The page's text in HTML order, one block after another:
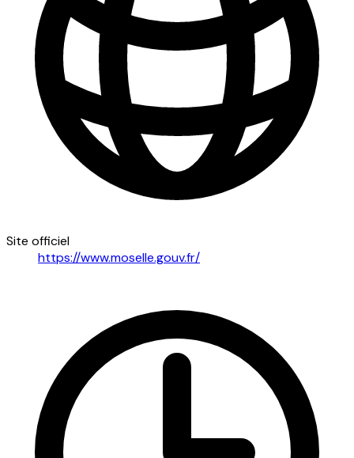
Site officiel
https://www.moselle.gouv.fr/